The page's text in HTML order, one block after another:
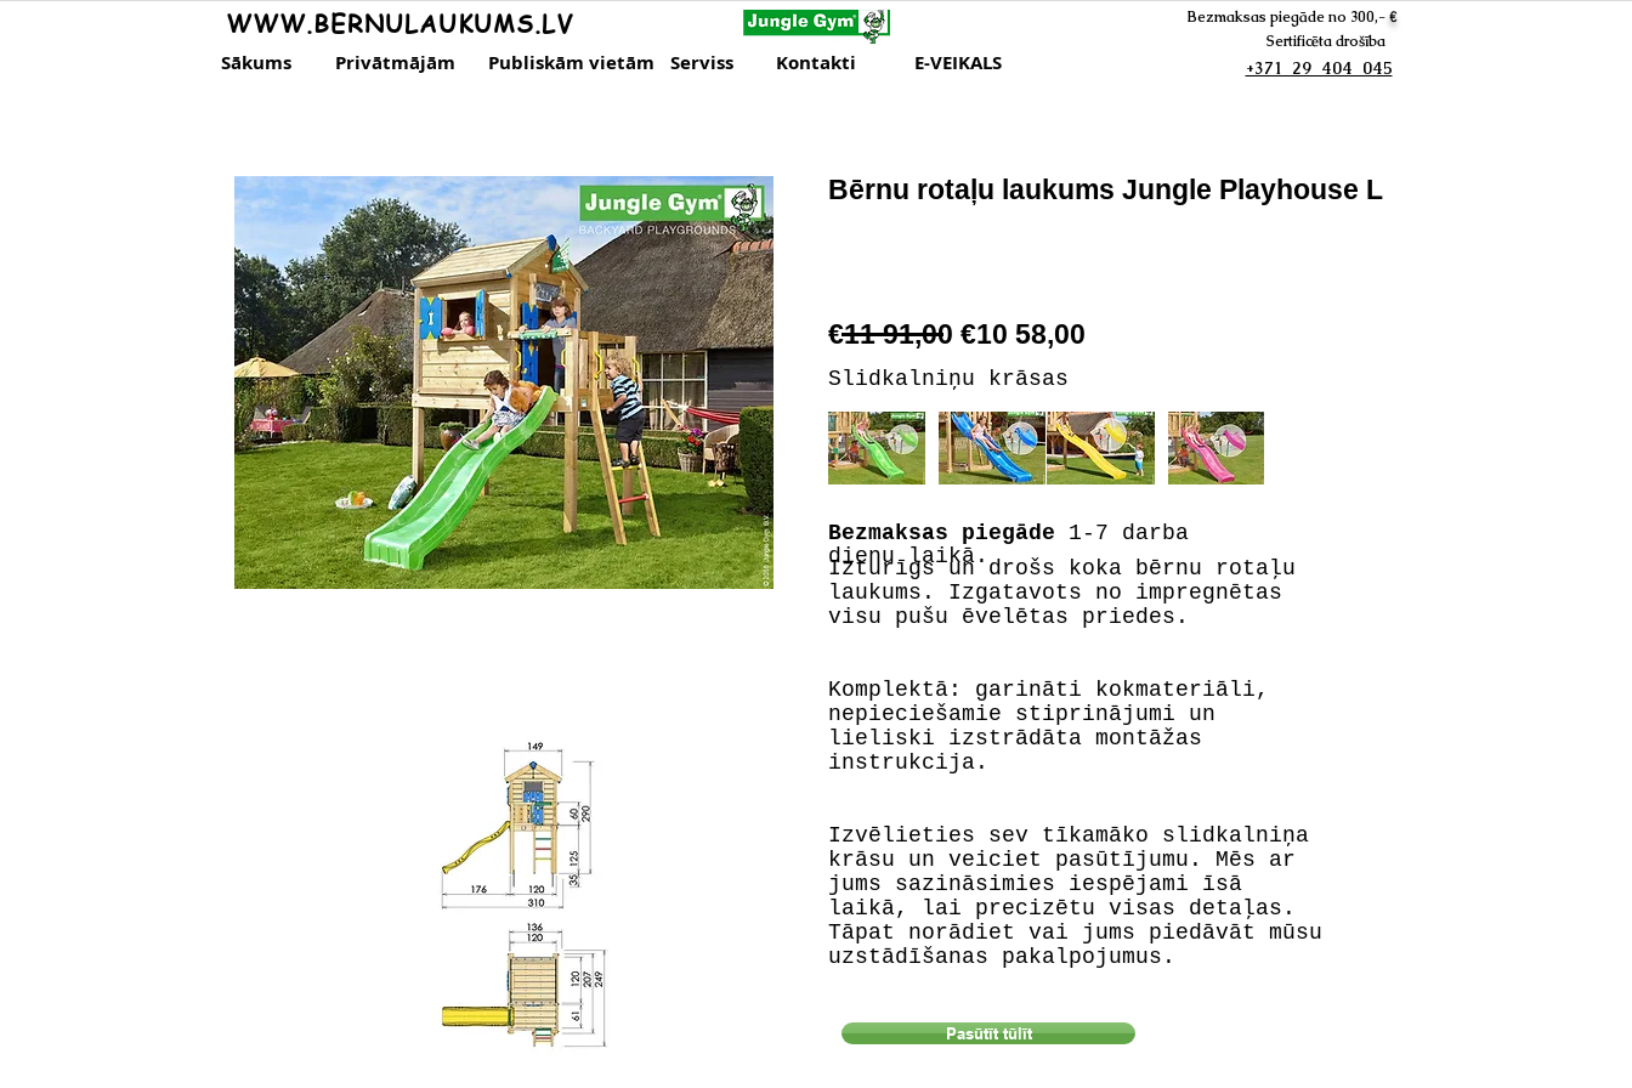
WWW.BERNULAUKUMS.LV
Sākums Privātmājām Publiskām vietām Serviss Kontakti E-VEIKALS
Bezmaksas piegāde no 300,- €
Sertificēta drošība
+371 29 404 045
Bērnu rotaļu laukums Jungle Playhouse L
€11 91,00 €10 58,00
Slidkalniņu krāsas
Bezmaksas piegāde 1-7 darba
dienu laikā.
Izturīgs un drošs koka bērnu rotaļu
laukums. Izgatavots no impregnētas
visu pušu ēvelētas priedes.
Komplektā: garināti kokmateriāli,
nepieciešamie stiprinājumi un
lieliski izstrādāta montāžas
instrukcija.
Izvēlieties sev tīkamāko slidkalniņa
krāsu un veiciet pasūtījumu. Mēs ar
jums sazināsimies iespējami īsā
laikā, lai precizētu visas detaļas.
Tāpat norādiet vai jums piedāvāt mūsu
uzstādīšanas pakalpojumus.
Pasūtīt tūlīt